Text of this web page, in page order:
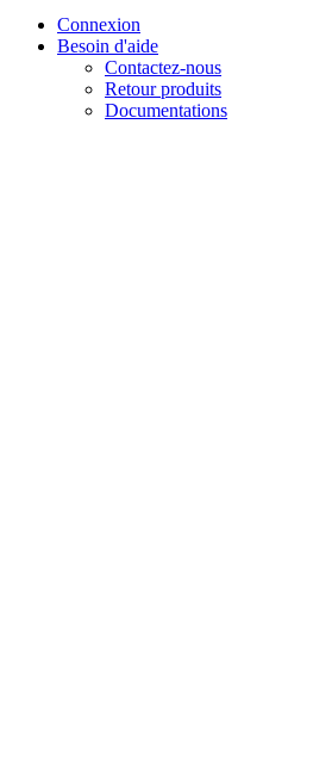
Connexion
Besoin d'aide
Contactez-nous
Retour produits
Documentations